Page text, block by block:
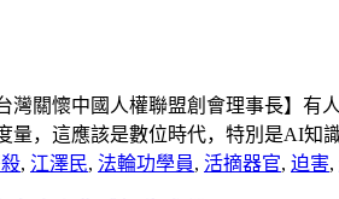
灣關懷中國人權聯盟創會理事長】
量，這應該是數位時代，特別是AI知
, 江澤民, 法輪功學員, 活摘器官, 迫害,